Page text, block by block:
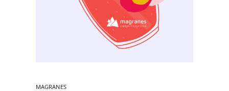
MAGRANES